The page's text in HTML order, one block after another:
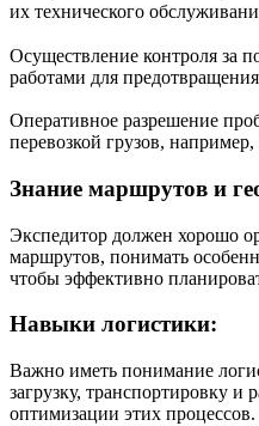
их технического
Осуществление контроля за
работами для
Оперативное разрешение
перевозкой грузов,
Знание маршрутов и
Экспедитор должен хорошо
маршрутов, понимать
чтобы эффективно
Навыки логистики:
Важно иметь понимание
загрузку, транспортировку и
оптимизации этих процессов.